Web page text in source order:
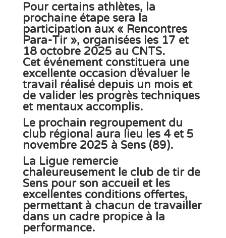
Pour certains athlètes, la
prochaine étape sera la
participation aux « Rencontres
Para-Tir », organisées les 17 et
18 octobre 2025 au CNTS.
Cet événement constituera une
excellente occasion d’évaluer le
travail réalisédepuis un mois et
de valider les progrès techniques
et mentauxaccomplis.
Le prochain regroupementdu
club régional aura lieu les 4 et 5
novembre 2025 à Sens (89).
La Ligueremercie
chaleureusement le club de tir de
Senspour son accueil et les
excellentes conditionsoffertes,
permettant à chacun de travailler
dans un cadre propice à la
performance.